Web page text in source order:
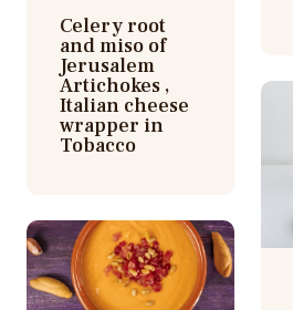
Celery root
and miso of
Jerusalem
Artichokes ,
Italian cheese
wrapper in
Tobacco